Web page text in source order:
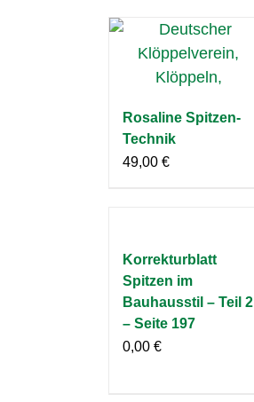
Rosaline Spitzen-
Technik
49,00 €
Korrekturblatt
Spitzen im
Bauhausstil – Teil 2
– Seite 197
0,00 €